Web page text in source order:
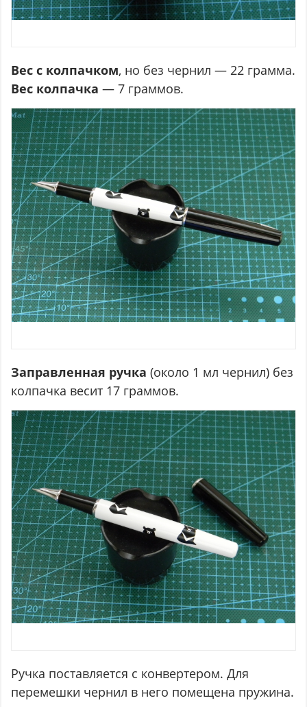
Вес с колпачком, но без чернил — 22 грамма.
Вес колпачка — 7 граммов.
Заправленная ручка (около 1 мл чернил) без
колпачка весит 17 граммов.
Ручка поставляется с конвертером. Для
перемешки чернил в него помещена пружина.